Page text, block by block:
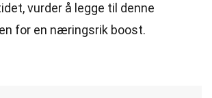
vurder å legge til denne
for en næringsrik boost.